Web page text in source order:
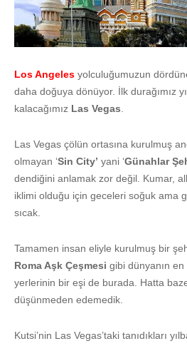
Los Angeles yolculuğumuzun
daha doğuya dönüyor. İlk durağımız
kalacağımız Las Vegas.
Las Vegas çölün ortasına kurulmuş
olmayan ‘Sin City’ yani ‘Günahlar
dendiğini anlamak zor değil. Kumar,
iklimi olduğu için geceleri soğuk ama
sıcak.
Tamamen insan eliyle kurulmuş bir
Roma Aşk Çeşmesi gibi dünyanın
yerlerinin bir eşi de burada. Hatta
düşünmeden edemedik.
Kutsi’nin Las Vegas’taki tanıdıkları